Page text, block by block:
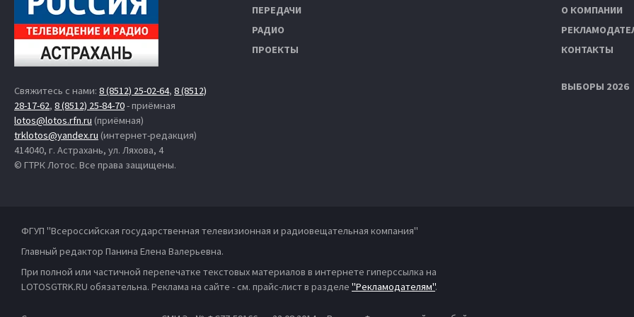
Свяжитесь с нами: 8 (8512) 25-02-64, 8 (8512)
28-17-62, 8 (8512) 25-84-70- приёмная
lotos@lotos.rfn.ru (приёмная)
trklotos@yandex.ru (интернет-редакция)
414040, г. Астрахань, ул. Ляхова, 4
© ГТРК Лотос. Все права защищены.
ПЕРЕДАЧИ
РАДИО
ПРОЕКТЫ
О КОМПАНИИ
КОНТАКТЫ
ВЫБОРЫ 2026
ФГУП "Всероссийская государственная телевизионная и радиовещательная компания"
Главный редактор Панина Елена Валерьевна.
При полной или частичной перепечатке текстовых материалов в интернете гиперссылка на
LOTOSGTRK.RU обязательна. Реклама на сайте - см. прайс-лист в разделе "Рекламодателям".